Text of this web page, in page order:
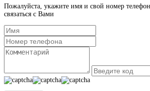
Пожалуйста, укажите имя и свой номер
связаться с Вами